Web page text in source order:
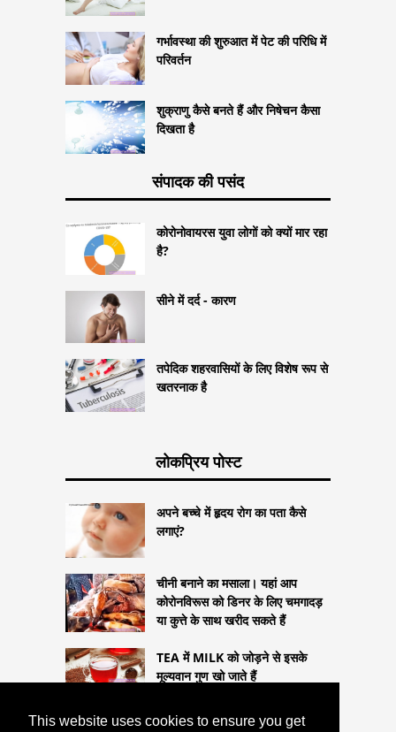
This website uses cookies to ensure you get
गर्भावस्था की शुरुआत में पेट की परिधि में
परिवर्तन
शुक्राणु कैसे बनते हैं और निषेचन कैसा
दिखता है
संपादक की पसंद
कोरोनोवायरस युवा लोगों को क्यों मार रहा
है?
सीने में दर्द - कारण
तपेदिक शहरवासियों के लिए विशेष रूप से
खतरनाक है
लोकप्रिय पोस्ट
अपने बच्चे में हृदय रोग का पता कैसे
लगाएं?
चीनी बनाने का मसाला। यहां आप
कोरोनविरूस को डिनर के लिए चमगादड़
या कुत्ते के साथ खरीद सकते हैं
TEA में MILK को जोड़ने से इसके
मूल्यवान गुण खो जाते हैं